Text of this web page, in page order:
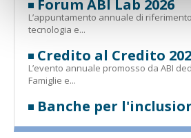
Forum ABI Lab 2026
L’appuntamento annuale di
tecnologia e...
Credito al Credito
L’evento annuale promosso da ABI
Famiglie e...
Banche per